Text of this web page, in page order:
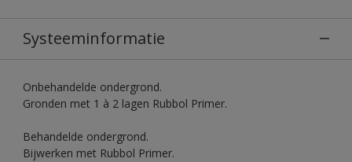
Systeeminformatie
Onbehandelde ondergrond.
Gronden met 1 à 2 lagen Rubbol Primer.
Behandelde ondergrond.
Bijwerken met Rubbol Primer.